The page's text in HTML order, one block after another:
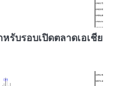
รับรอบเปิดตลาดเอเชีย